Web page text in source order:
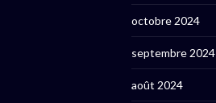
octobre 2024
septembre 2024
août 2024